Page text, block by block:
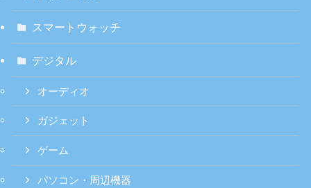
スマートウォッチ
デジタル
オーディオ
ガジェット
ゲーム
パソコン・周辺機器